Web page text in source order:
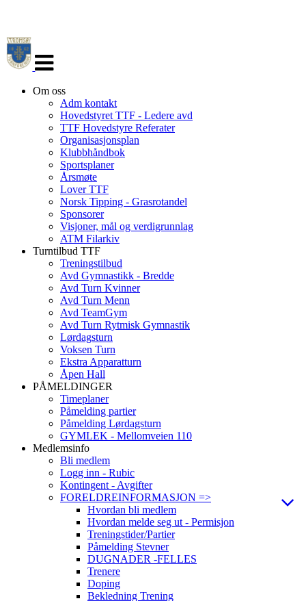
navigasjon
Om oss
Adm kontakt
Hovedstyret TTF - Ledere avd
TTF Hovedstyre Referater
Organisasjonsplan
Klubbhåndbok
Sportsplaner
Årsmøte
Lover TTF
Norsk Tipping - Grasrotandel
Sponsorer
Visjoner, mål og verdigrunnlag
ATM Filarkiv
Turntilbud TTF
Treningstilbud
Avd Gymnastikk - Bredde
Avd Turn Kvinner
Avd Turn Menn
Avd TeamGym
Avd Turn Rytmisk Gymnastik
Lørdagsturn
Voksen Turn
Ekstra Apparatturn
Åpen Hall
PÅMELDINGER
Timeplaner
Påmelding partier
Påmelding Lørdagsturn
GYMLEK - Mellomveien 110
Medlemsinfo
Bli medlem
Logg inn - Rubic
Kontingent - Avgifter
FORELDREINFORMASJON =>
Hvordan bli medlem
Hvordan melde seg ut - Permisjon
Treningstider/Partier
Påmelding Stevner
DUGNADER -FELLES
Trenere
Doping
Bekledning Trening